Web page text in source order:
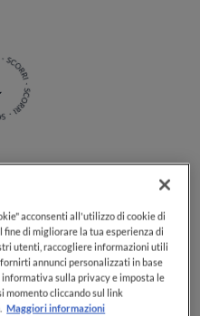
una stella Michelin
Verticale | UNA
Bartolininel capoluogo
Di origini pugliesi, lo
diVertigo Osteria
, sempre
acconsenti all'utilizzo di cookie di
di migliorare la tua esperienza di
utenti, raccogliere informazioni utili
annunci personalizzati in base
sulla privacy e imposta le
momento cliccando sul link
Maggiori informazioni